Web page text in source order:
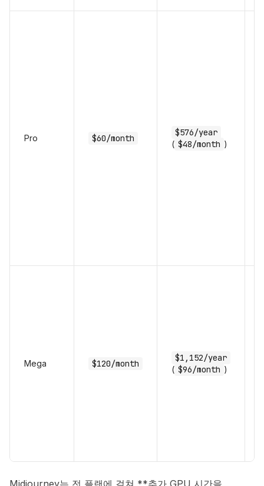
Pro $60/month
$576/year
( $48/month )
Mega $120/month
$1,152/year
( $96/month )
Midjourney는 전 플랜에 걸쳐 **추가 GPU 시간을